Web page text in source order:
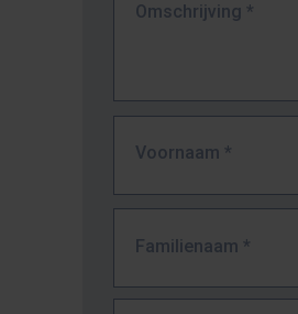
Omschrijving *
Voornaam *
Familienaam *